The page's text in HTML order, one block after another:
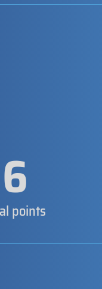
6
points